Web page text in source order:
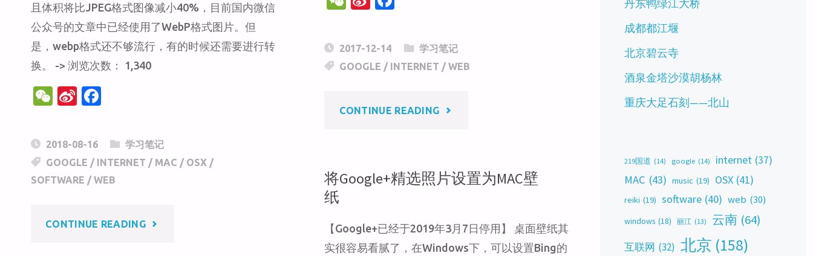
且体积将比JPEG格式图像减小40%，目前国内微信
公众号的文章中已经使用了WebP格式图片。但
是，webp格式还不够流行，有的时候还需要进行转
换。 -> 浏览次数： 1,340
W
h
at
Si
W
ei
b
c
e
b
k
2018-08-16
学习笔记
GOOGLE / INTERNET / MAC / OSX/
SOFTWARE /WEB
CONTINUE READING"MAC
h
at
W
ei
o
c
e
b
o
2017-12-14
学习笔记
GOOGLE / INTERNET /WEB
CONTINUE READING "CHROME
置
网
将Google+精选照片设置为MAC壁
纸
【Google+已经于2019年3月7日停用】 桌面壁纸其
实很容易看腻了，在Windows下，可以设置Bing的
丹东鸭绿江大桥
成都都江堰
北京碧云寺
酒泉金塔沙漠胡杨林
重庆大足石刻——北山
219国道 (14) google (14) internet (37)
MAC (43) music (19) OSX (41)
reiki (19) software (40) web (30)
windows (18) 丽江 (13) 云南 (64)
互联网 (32) 北京 (158)